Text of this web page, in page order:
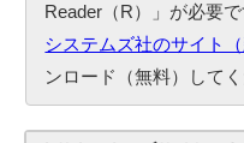
Reader（R）」が必要
システムズ社のサイト
ンロード（無料）してく